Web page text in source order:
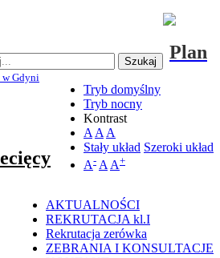
Szukaj
Tryb domyślny
Tryb nocny
Kontrast
A A A
Stały układ Szeroki układ
A- A A+
w Gdyni
AKTUALNOŚCI
REKRUTACJA kl.I
Rekrutacja zerówka
ZEBRANIA I KONSULTACJE
Plan